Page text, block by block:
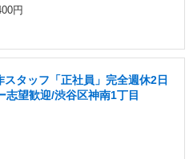
円
スタッフ「正社員」完全週休2日
志望歓迎/渋谷区神南1丁目